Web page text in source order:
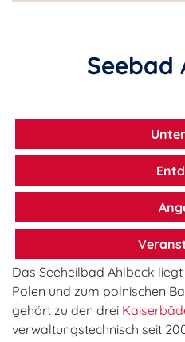
Seebad
Das Seeheilbad Ahlbeck
Polen und zum polnischen
gehört zu den drei
verwaltungstechnisch seit